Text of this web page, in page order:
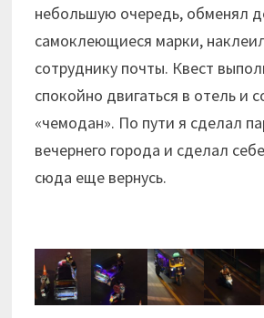
небольшую очередь, обменял
самоклеющиеся марки,
сотруднику почты. Квест
спокойно двигаться в отель и
«чемодан». По пути я сделал
вечернего города и сделал
сюда еще вернусь.